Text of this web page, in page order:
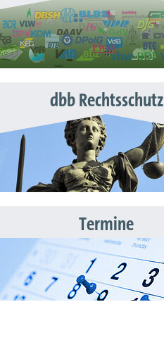
dbb Rechtsschutz
Termine